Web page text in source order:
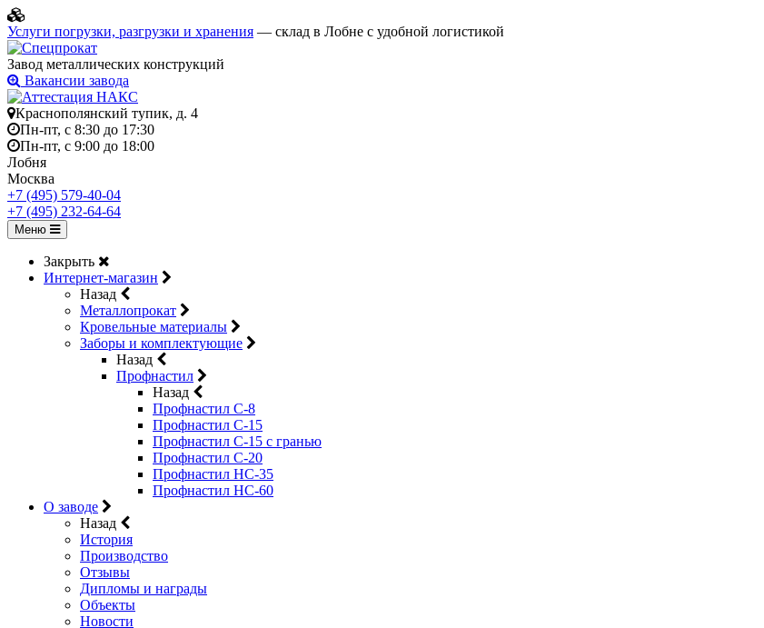
Услуги погрузки, разгрузки и хранения — склад в Лобне с удобной логистикой
Завод металлических конструкций
Вакансии завода
Краснополянский тупик, д. 4
Пн-пт, с 8:30 до 17:30
Пн-пт, с 9:00 до 18:00
Лобня
Москва
+7 (495) 579-40-04
+7 (495) 232-64-64
Меню
Закрыть
Интернет-магазин
Назад
Металлопрокат
Кровельные материалы
Заборы и комплектующие
Назад
Профнастил
Назад
Профнастил С-8
Профнастил С-15
Профнастил C-15 с гранью
Профнастил C-20
Профнастил НС-35
Профнастил НС-60
О заводе
Назад
История
Производство
Отзывы
Дипломы и награды
Объекты
Новости